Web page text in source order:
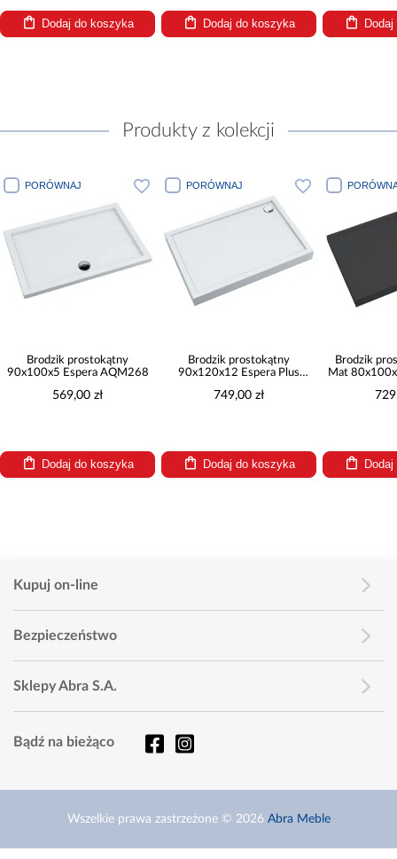
Dodaj do koszyka Dodaj do koszyka
Produkty z kolekcji
PORÓWNAJ
Brodzik prostokątny
90x100x5 Espera AQM268
569,00 zł
Dodaj do koszyka
PORÓWNAJ
Brodzik prostokątny
90x120x12 Espera Plus
749,00 zł
Dodaj do koszyka
Brodzik
Mat
Kupuj on-line
Bezpieczeństwo
Sklepy Abra S.A.
Bądź na bieżąco
Wszelkie prawa zastrzeżone © 2026 Abra Meble